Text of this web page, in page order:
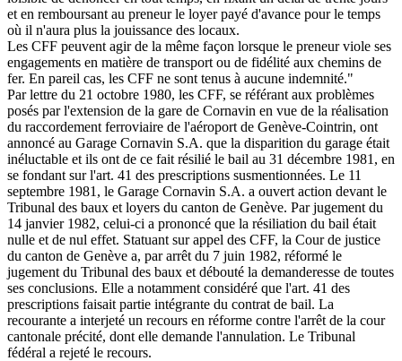
et en remboursant au preneur le loyer payé d'avance pour le temps
où il n'aura plus la jouissance des locaux.
Les CFF peuvent agir de la même façon lorsque le preneur viole ses
engagements en matière de transport ou de fidélité aux chemins de
fer. En pareil cas, les CFF ne sont tenus à aucune indemnité."
Par lettre du 21 octobre 1980, les CFF, se référant aux problèmes
posés par l'extension de la gare de Cornavin en vue de la réalisation
du raccordement ferroviaire de l'aéroport de Genève-Cointrin, ont
annoncé au Garage Cornavin S.A. que la disparition du garage était
inéluctable et ils ont de ce fait résilié le bail au 31 décembre 1981, en
se fondant sur l'art. 41 des prescriptions susmentionnées. Le 11
septembre 1981, le Garage Cornavin S.A. a ouvert action devant le
Tribunal des baux et loyers du canton de Genève. Par jugement du
14 janvier 1982, celui-ci a prononcé que la résiliation du bail était
nulle et de nul effet. Statuant sur appel des CFF, la Cour de justice
du canton de Genève a, par arrêt du 7 juin 1982, réformé le
jugement du Tribunal des baux et débouté la demanderesse de toutes
ses conclusions. Elle a notamment considéré que l'art. 41 des
prescriptions faisait partie intégrante du contrat de bail. La
recourante a interjeté un recours en réforme contre l'arrêt de la cour
cantonale précité, dont elle demande l'annulation. Le Tribunal
fédéral a rejeté le recours.